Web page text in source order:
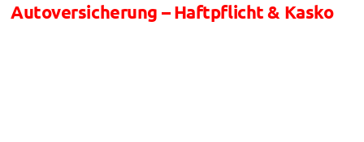
Autoversicherung – Haftpflicht & Kasko